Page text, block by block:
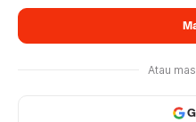
Atau